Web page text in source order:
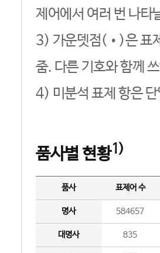
제어에서 여러 번 나타
3) 가운뎃점(•)은 표
줌. 다른 기호와 함께
4) 미분석 표제 항은
품사별 현황1)
품사 표제어 수
명사 584657
대명사 835